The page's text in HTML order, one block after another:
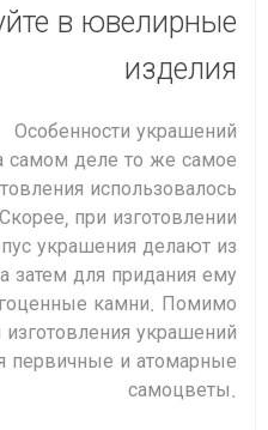
в ювелирные
изделия
Особенности украшений
самом деле то же самое
использовалось
при изготовлении
украшения делают из
затем для придания ему
камни. Помимо
украшений
первичные и атомарные
самоцветы.